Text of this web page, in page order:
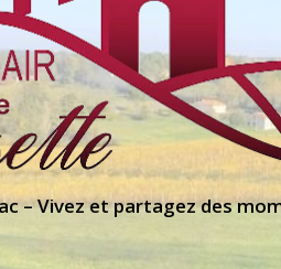
– Vivez et partagez des